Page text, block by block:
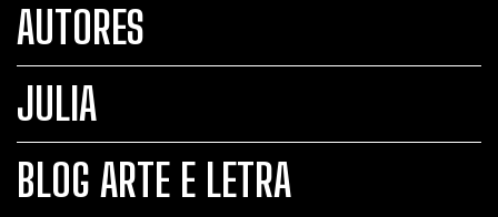
AUTORES
JULIA
BLOG ARTE E LETRA